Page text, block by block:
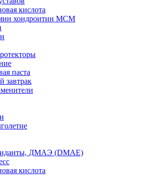
кислота
хондроитин МСМ
паста
завтрак
ДМАЭ (DMAE)
кислота